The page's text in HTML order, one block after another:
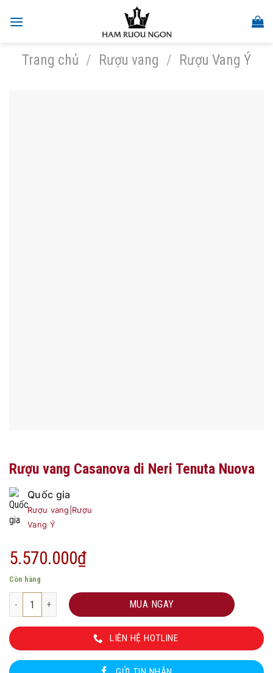
Trang chủ / Rượu vang / Rượu Vang Ý
Rượu vang Casanova di Neri Tenuta Nuova
Quốc gia
Rượu vang Rượu
Vang Ý
5.570.000₫
Còn hàng
Rượu vang Casanova di Neri Tenuta Nuova số lượng
MUA NGAY
LIÊN HỆ HOTLINE